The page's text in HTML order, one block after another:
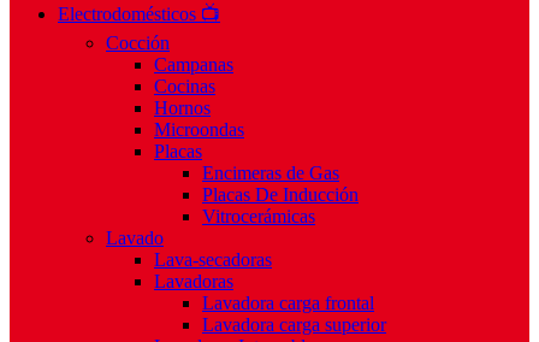
Electrodomésticos 📺
Cocción
Campanas
Cocinas
Hornos
Microondas
Placas
Encimeras de Gas
Placas De Inducción
Vitrocerámicas
Lavado
Lava-secadoras
Lavadoras
Lavadora carga frontal
Lavadora carga superior